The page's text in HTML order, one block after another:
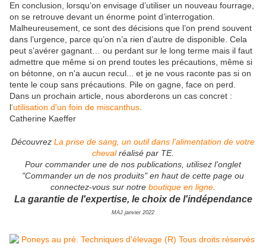
En conclusion, lorsqu’on envisage d’utiliser un nouveau fourrage,
on se retrouve devant un énorme point d’interrogation.
Malheureusement, ce sont des décisions que l’on prend souvent
dans l’urgence, parce qu’on n’a rien d’autre de disponible. Cela
peut s’avérer gagnant… ou perdant sur le long terme mais il faut
admettre que même si on prend toutes les précautions, même si
on bétonne, on n'a aucun recul... et je ne vous raconte pas si on
tente le coup sans précautions. Pile on gagne, face on perd.
Dans un prochain article, nous aborderons un cas concret :
l'utilisation d'un foin de miscanthus
Catherine Kaeffer
Découvrez La prise de sang, un outil dans l'alimentation de votre
chevalréalisé par TE.
Pour commander une de nos publications, utilisez l’onglet
"Commander un de nos produits" en haut de cette page ou
connectez-vous sur notre boutique en ligne
La garantie de l'expertise, le choix de l'indépendance
MAJ janvier 2022